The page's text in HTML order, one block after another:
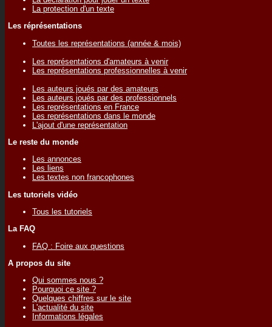
La protection d'un texte
Les réprésentations
Toutes les représentations (année & mois)
Les représentations d'amateurs à venir
Les représentations professionnelles à venir
Les auteurs joués par des amateurs
Les auteurs joués par des professionnels
Les représentations en France
Les représentations dans le monde
L'ajout d'une représentation
Le reste du monde
Les annonces
Les liens
Les textes non francophones
Les tutoriels vidéo
Tous les tutoriels
La FAQ
FAQ : Foire aux questions
A propos du site
Qui sommes nous ?
Pourquoi ce site ?
Quelques chiffres sur le site
L'actualité du site
Informations légales